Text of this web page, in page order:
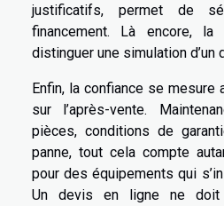
justificatifs, permet de
financement. Là encore,
distinguer une simulation d’un
Enfin, la confiance se mesure
sur l’après-vente.
pièces, conditions de
panne, tout cela compte
pour des équipements qui
Un devis en ligne ne doit